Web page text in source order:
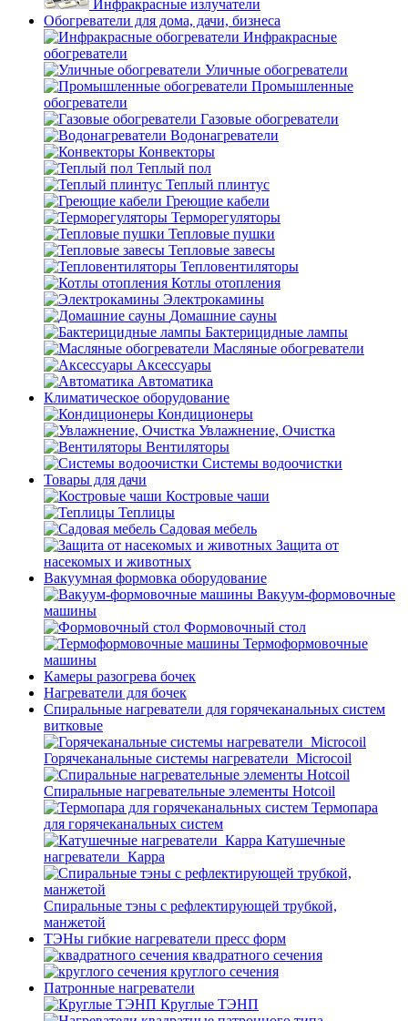
Инфракрасные излучатели
Обогреватели для дома, дачи, бизнеса
Инфракрасные
обогреватели
Уличные обогреватели
Промышленные
обогреватели
Газовые обогреватели
Водонагреватели
Конвекторы
Теплый пол
Теплый плинтус
Греющие кабели
Терморегуляторы
Тепловые пушки
Тепловые завесы
Тепловентиляторы
Котлы отопления
Электрокамины
Домашние сауны
Бактерицидные лампы
Масляные обогреватели
Аксессуары
Автоматика
Климатическое оборудование
Кондиционеры
Увлажнение, Очистка
Вентиляторы
Системы водоочистки
Товары для дачи
Костровые чаши
Теплицы
Садовая мебель
Защита от
насекомых и животных
Вакуумная формовка оборудование
Вакуум-формовочные
машины
Формовочный стол
Термоформовочные
машины
Камеры разогрева бочек
Нагреватели для бочек
Спиральные нагреватели для горячеканальных систем
витковые
Горячеканальные системы нагреватели_Microcoil
Спиральные нагревательные элементы Hotcoil
Термопара
для горячеканальных систем
Катушечные
нагреватели_Карра
Спиральные тэны с рефлектирующей трубкой,
манжетой
ТЭНы гибкие нагреватели пресс форм
квадратного сечения
круглого сечения
Патронные нагреватели
Круглые ТЭНП